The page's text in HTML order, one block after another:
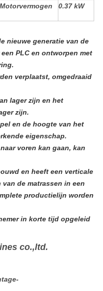
Motorvermogen 0.37 kW
nieuwe generatie van de
PLC en ontworpen met
verplaatst, omgedraaid
lager zijn en het
zijn.
en de hoogte van het
eigenschap.
voren kan gaan, kan
en heeft een verticale
de matrassen in een
productielijn worden
in korte tijd opgeleid
co.,ltd.